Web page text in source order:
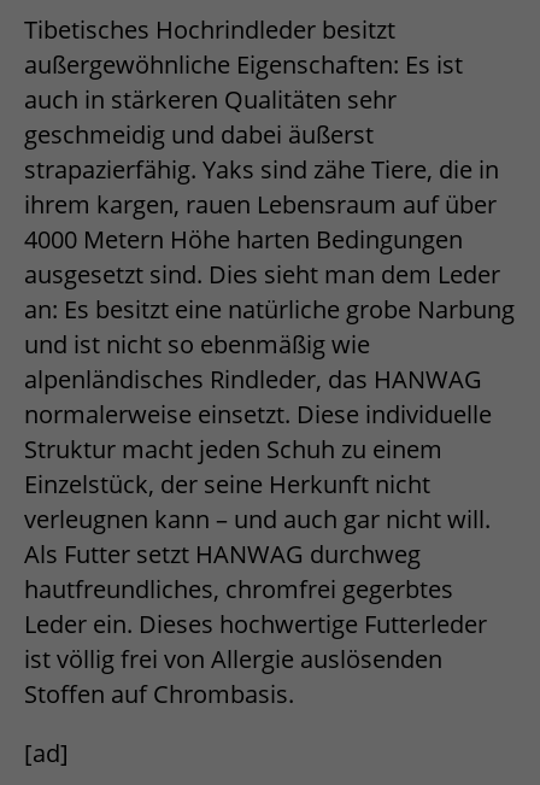
Tibetisches Hochrindleder besitzt
außergewöhnliche Eigenschaften: Es ist
auch in stärkeren Qualitäten sehr
geschmeidig und dabei äußerst
strapazierfähig. Yaks sind zähe Tiere, die in
ihrem kargen, rauen Lebensraum auf über
4000 Metern Höhe harten Bedingungen
ausgesetzt sind. Dies sieht man dem Leder
an: Es besitzt eine natürliche grobe Narbung
und ist nicht so ebenmäßig wie
alpenländisches Rindleder, das HANWAG
normalerweise einsetzt. Diese individuelle
Struktur macht jeden Schuh zu einem
Einzelstück, der seine Herkunft nicht
verleugnen kann – und auch gar nicht will.
Als Futter setzt HANWAG durchweg
hautfreundliches, chromfrei gegerbtes
Leder ein. Dieses hochwertige Futterleder
ist völlig frei von Allergie auslösenden
Stoffen auf Chrombasis.
[ad]